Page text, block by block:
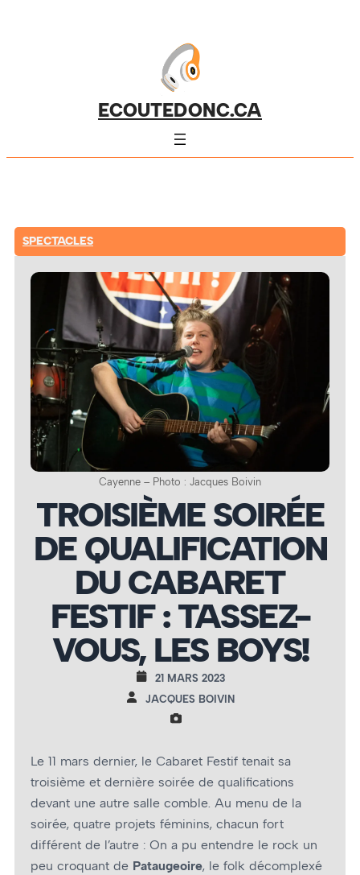
ECOUTEDONC.CA
SPECTACLES
Cayenne – Photo : Jacques Boivin
TROISIÈME SOIRÉE
DE QUALIFICATION
DU CABARET
FESTIF : TASSEZ-
VOUS, LES BOYS!
21 MARS 2023
JACQUES BOIVIN
Le 11 mars dernier, le Cabaret Festif tenait sa
troisième et dernière soirée de qualifications
devant une autre salle comble. Au menu de la
soirée, quatre projets féminins, chacun fort
différent de l’autre : On a pu entendre le rock un
peu croquant de Pataugeoire, le folk décomplexé